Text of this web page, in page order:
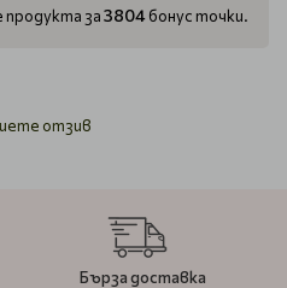
за3804бонус точки.
отзив
Бърза доставка